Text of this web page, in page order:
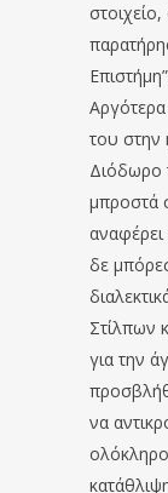
του στην
Διόδωρο
μπροστά
δε
Στίλπων
για την
να